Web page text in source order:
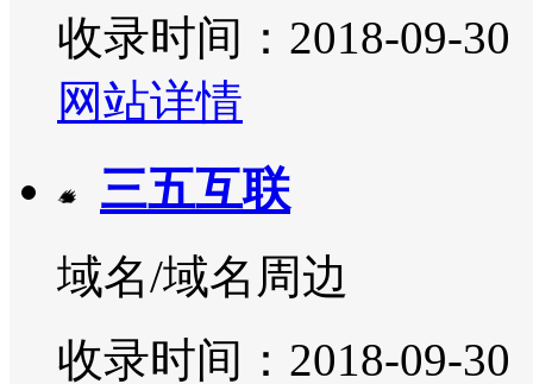
收录时间：2018-09-30
网站详情
三五互联
域名/域名周边
收录时间：2018-09-30